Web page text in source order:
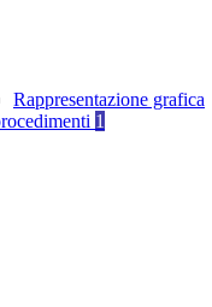
Rappresentazione grafica
1